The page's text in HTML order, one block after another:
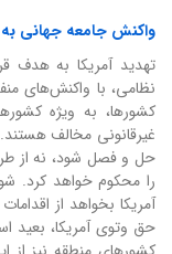
واکنش جامعه جهانی
تهدید آمریکا به هدف
نظامی، با واکنش‌های
کشورها، به ویژه
غیرقانونی مخالف هستند.
حل و فصل شود، نه از
را محکوم خواهد کرد.
آمریکا بخواهد از
حق وتوی آمریکا، بعید